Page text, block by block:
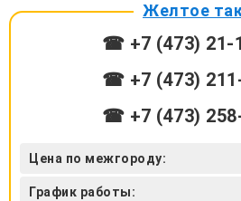
Желтое
☎ +7 (473) 21-
☎ +7 (473)
☎ +7 (473)
Цена по межгороду:
График работы: